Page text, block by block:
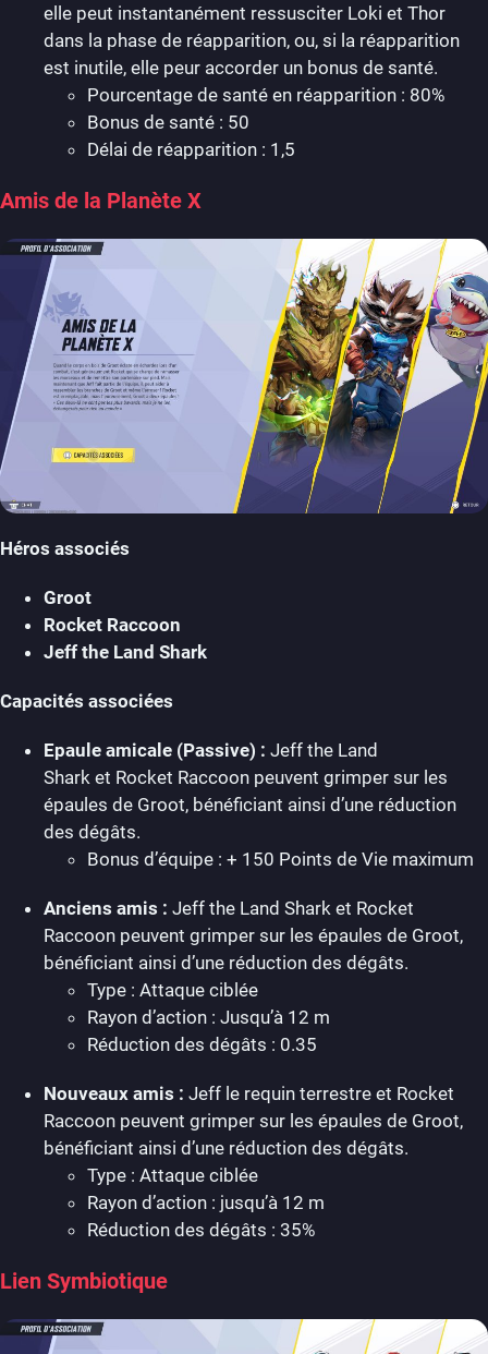
elle peut instantanément ressusciter Loki et Thor
dans la phase de réapparition, ou, si la réapparition
est inutile, elle peur accorder un bonus de santé.
Pourcentage de santé en réapparition : 80%
Bonus de santé : 50
Délai de réapparition : 1,5
Amis de la Planète X
Héros associés
Groot
Rocket Raccoon
Jeff the Land Shark
Capacités associées
Epaule amicale (Passive) : Jeff the Land
Shark et Rocket Raccoon peuvent grimper sur les
épaules de Groot, bénéficiant ainsi d’une réduction
des dégâts.
Bonus d’équipe : + 150 Points de Vie maximum
Anciens amis : Jeff the Land Shark et Rocket
Raccoon peuvent grimper sur les épaules de Groot,
bénéficiant ainsi d’une réduction des dégâts.
Type : Attaque ciblée
Rayon d’action : Jusqu’à 12 m
Réduction des dégâts : 0.35
Nouveaux amis : Jeff le requin terrestre et Rocket
Raccoon peuvent grimper sur les épaules de Groot,
bénéficiant ainsi d’une réduction des dégâts.
Type : Attaque ciblée
Rayon d’action : jusqu’à 12 m
Réduction des dégâts : 35%
Lien Symbiotique